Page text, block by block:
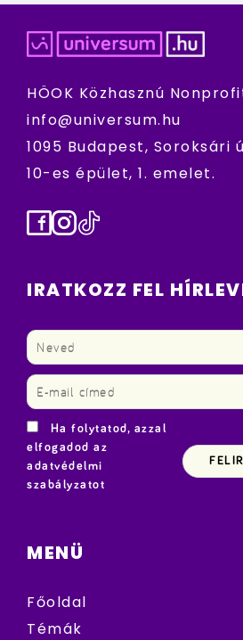
HÖOK Közhasznú
info@universum.hu
1095 Budapest, Soroksári
10-es épület, 1. emelet.
Facebook
Instagram
TikTok
IRATKOZZ FEL
Ha folytatod, azzal
elfogadod az
adatvédelmi
szabályzatot
MENÜ
Főoldal
Témák